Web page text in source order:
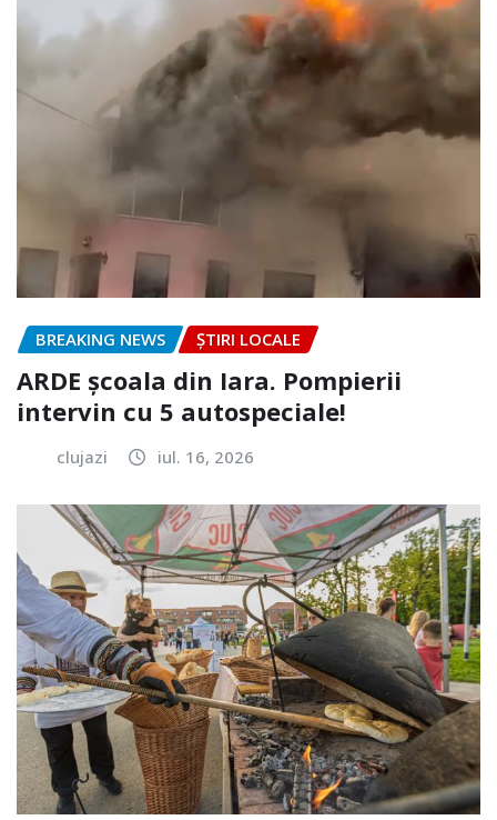
BREAKING NEWS ȘTIRI LOCALE
ARDE școala din Iara. Pompierii
intervin cu 5 autospeciale!
clujazi iul. 16, 2026